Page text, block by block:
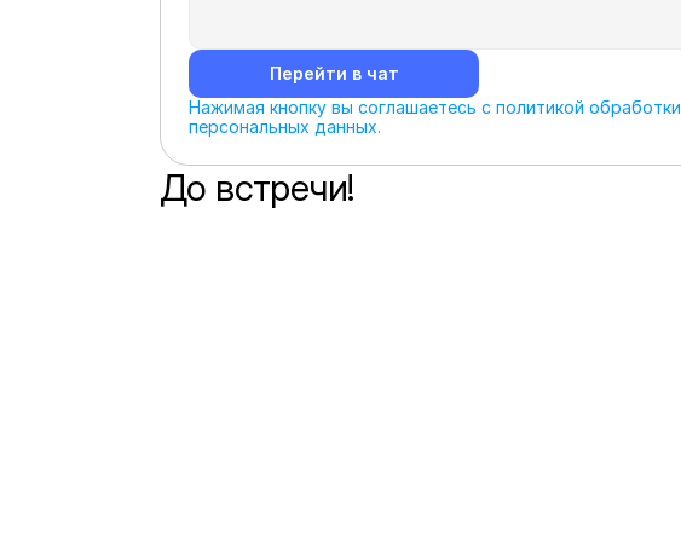
Перейти в чат
Нажимая кнопку вы соглашаетесь с политикой обработки
персональных данных.
До встречи!